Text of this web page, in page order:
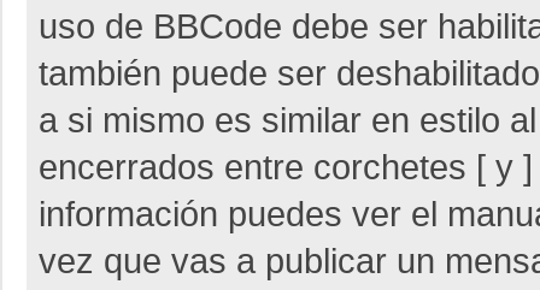
uso de BBCode debe ser
también puede ser
a si mismo es similar en estilo
encerrados entre corchetes [ y
información puedes ver el
vez que vas a publicar un